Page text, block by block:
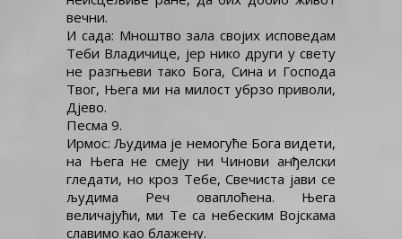
вечни.
И сада: Мноштво зала својих исповедам
Теби Владичице, јер нико други у свету
не разгњеви тако Бога, Сина и Господа
Твог, Њега ми на милост убрзо приволи,
Дјево.
Песма 9.
Ирмос: Људима је немогуће Бога видети,
на Њега не смеју ни Чинови анђелски
гледати, но кроз Тебе, Свечиста јави се
људима Реч оваплоћена. Њега
величајући, ми Те са небеским Војскама
славимо као блажену.